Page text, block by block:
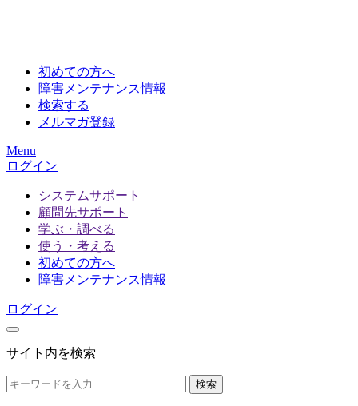
初めての方へ
障害メンテナンス情報
検索する
メルマガ登録
Menu
ログイン
システムサポート
顧問先サポート
学ぶ・調べる
使う・考える
初めての方へ
障害メンテナンス情報
ログイン
サイト内を検索
検索